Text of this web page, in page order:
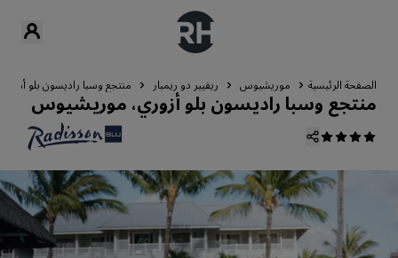
الصفحة الرئيسية موريشيوس ريفيير دو ريمبار منتجع وسبا راديسون بلو
منتجع وسبا راديسون بلو أزوري، موريشيوس